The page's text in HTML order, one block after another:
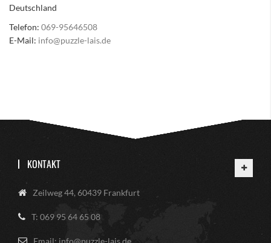
Deutschland
Telefon: 069-95646508
E-Mail: info@puzzle-lais.de
KONTAKT
Zeilweg 44, 60439 Frankfurt
T: 069 95 64 65 08
Email: info@puzzle-lais.de